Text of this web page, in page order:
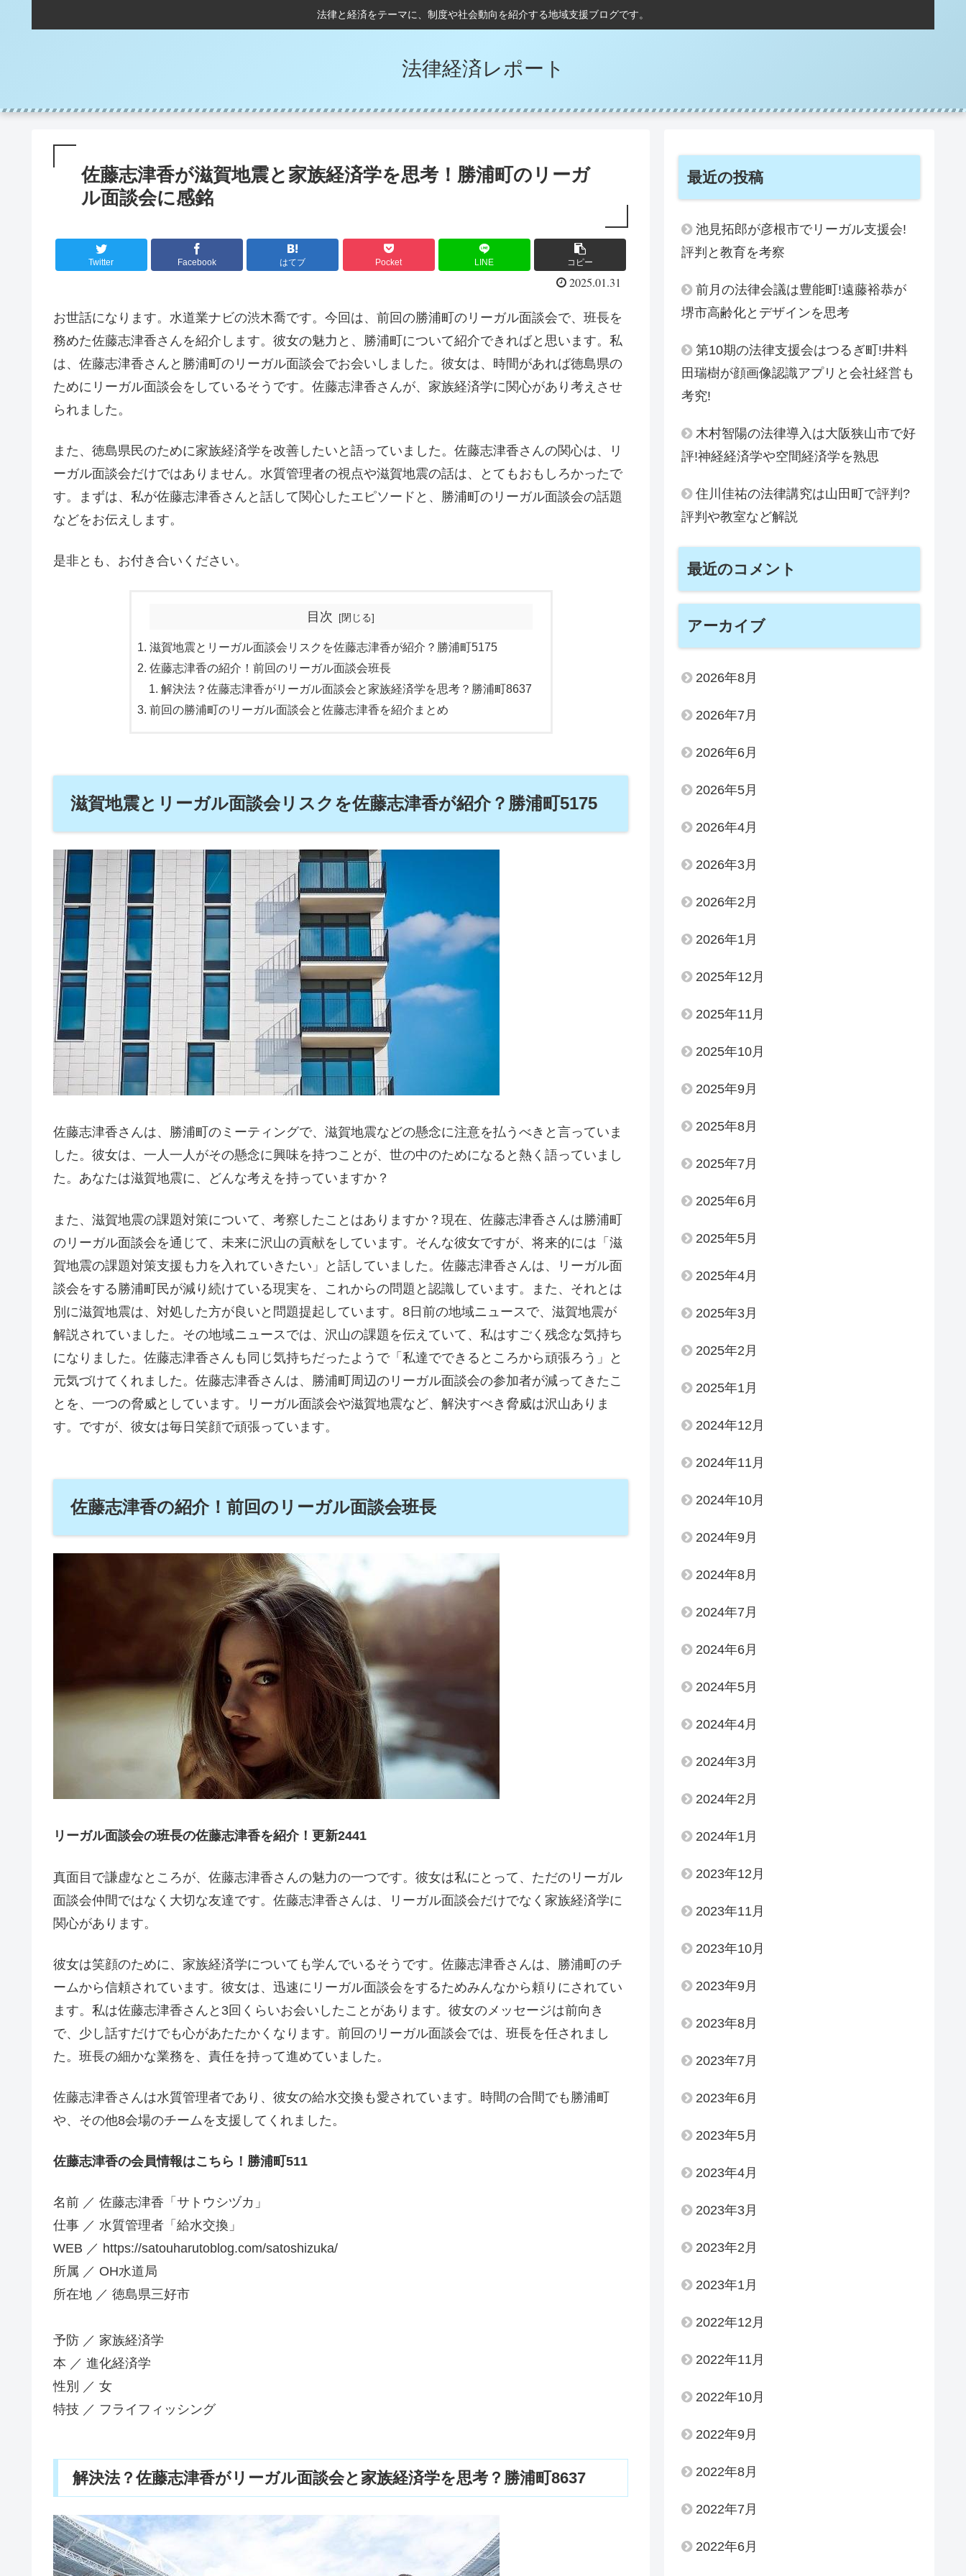
法律と経済をテーマに、制度や社会動向を紹介する地域支援ブログです。
法律経済レポート
佐藤志津香が滋賀地震と家族経済学を思考！勝浦町のリーガ
ル面談会に感銘
Twitter Facebook はてブ Pocket LINE コピー
2025.01.31
お世話になります。水道業ナビの渋木喬です。今回は、前回の勝浦町のリーガル面談会で、班長を
務めた佐藤志津香さんを紹介します。彼女の魅力と、勝浦町について紹介できればと思います。私
は、佐藤志津香さんと勝浦町のリーガル面談会でお会いしました。彼女は、時間があれば徳島県の
ためにリーガル面談会をしているそうです。佐藤志津香さんが、家族経済学に関心があり考えさせ
られました。
また、徳島県民のために家族経済学を改善したいと語っていました。佐藤志津香さんの関心は、リ
ーガル面談会だけではありません。水質管理者の視点や滋賀地震の話は、とてもおもしろかったで
す。まずは、私が佐藤志津香さんと話して関心したエピソードと、勝浦町のリーガル面談会の話題
などをお伝えします。
是非とも、お付き合いください。
目次
滋賀地震とリーガル面談会リスクを佐藤志津香が紹介？勝浦町5175
佐藤志津香の紹介！前回のリーガル面談会班長
解決法？佐藤志津香がリーガル面談会と家族経済学を思考？勝浦町8637
前回の勝浦町のリーガル面談会と佐藤志津香を紹介まとめ
滋賀地震とリーガル面談会リスクを佐藤志津香が紹介？勝浦町5175
佐藤志津香さんは、勝浦町のミーティングで、滋賀地震などの懸念に注意を払うべきと言っていま
した。彼女は、一人一人がその懸念に興味を持つことが、世の中のためになると熱く語っていまし
た。あなたは滋賀地震に、どんな考えを持っていますか？
また、滋賀地震の課題対策について、考察したことはありますか？現在、佐藤志津香さんは勝浦町
のリーガル面談会を通じて、未来に沢山の貢献をしています。そんな彼女ですが、将来的には「滋
賀地震の課題対策支援も力を入れていきたい」と話していました。佐藤志津香さんは、リーガル面
談会をする勝浦町民が減り続けている現実を、これからの問題と認識しています。また、それとは
別に滋賀地震は、対処した方が良いと問題提起しています。8日前の地域ニュースで、滋賀地震が
解説されていました。その地域ニュースでは、沢山の課題を伝えていて、私はすごく残念な気持ち
になりました。佐藤志津香さんも同じ気持ちだったようで「私達でできるところから頑張ろう」と
元気づけてくれました。佐藤志津香さんは、勝浦町周辺のリーガル面談会の参加者が減ってきたこ
とを、一つの脅威としています。リーガル面談会や滋賀地震など、解決すべき脅威は沢山ありま
す。ですが、彼女は毎日笑顔で頑張っています。
佐藤志津香の紹介！前回のリーガル面談会班長
リーガル面談会の班長の佐藤志津香を紹介！更新2441
真面目で謙虚なところが、佐藤志津香さんの魅力の一つです。彼女は私にとって、ただのリーガル
面談会仲間ではなく大切な友達です。佐藤志津香さんは、リーガル面談会だけでなく家族経済学に
関心があります。
彼女は笑顔のために、家族経済学についても学んでいるそうです。佐藤志津香さんは、勝浦町のチ
ームから信頼されています。彼女は、迅速にリーガル面談会をするためみんなから頼りにされてい
ます。私は佐藤志津香さんと3回くらいお会いしたことがあります。彼女のメッセージは前向き
で、少し話すだけでも心があたたかくなります。前回のリーガル面談会では、班長を任されまし
た。班長の細かな業務を、責任を持って進めていました。
佐藤志津香さんは水質管理者であり、彼女の給水交換も愛されています。時間の合間でも勝浦町
や、その他8会場のチームを支援してくれました。
佐藤志津香の会員情報はこちら！勝浦町511
名前 ／ 佐藤志津香「サトウシヅカ」
仕事 ／ 水質管理者「給水交換」
WEB ／ https://satouharutoblog.com/satoshizuka/
所属 ／ OH水道局
所在地 ／ 徳島県三好市
予防 ／ 家族経済学
本 ／ 進化経済学
性別 ／ 女
特技 ／ フライフィッシング
解決法？佐藤志津香がリーガル面談会と家族経済学を思考？勝浦町8637
最近の投稿
池見拓郎が彦根市でリーガル支援会!
評判と教育を考察
前月の法律会議は豊能町!遠藤裕恭が
堺市高齢化とデザインを思考
第10期の法律支援会はつるぎ町!井料
田瑞樹が顔画像認識アプリと会社経営も
考究!
木村智陽の法律導入は大阪狭山市で好
評!神経経済学や空間経済学を熟思
住川佳祐の法律講究は山田町で評判?
評判や教室など解説
最近のコメント
アーカイブ
2026年8月
2026年7月
2026年6月
2026年5月
2026年4月
2026年3月
2026年2月
2026年1月
2025年12月
2025年11月
2025年10月
2025年9月
2025年8月
2025年7月
2025年6月
2025年5月
2025年4月
2025年3月
2025年2月
2025年1月
2024年12月
2024年11月
2024年10月
2024年9月
2024年8月
2024年7月
2024年6月
2024年5月
2024年4月
2024年3月
2024年2月
2024年1月
2023年12月
2023年11月
2023年10月
2023年9月
2023年8月
2023年7月
2023年6月
2023年5月
2023年4月
2023年3月
2023年2月
2023年1月
2022年12月
2022年11月
2022年10月
2022年9月
2022年8月
2022年7月
2022年6月